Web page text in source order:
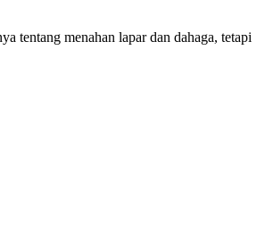
tentang menahan lapar dan dahaga, tetapi